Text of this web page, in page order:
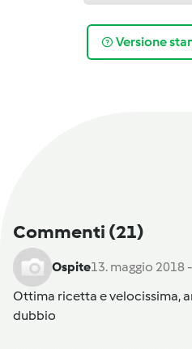
Versione
Commenti (21)
Ospite13. maggio 2018
Ottima ricetta e velocissima,
dubbio